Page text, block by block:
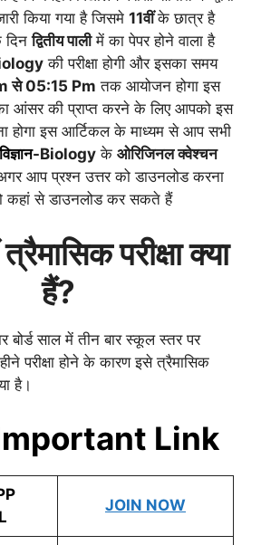
किया गया है जिसमे 11वींके छात्र है
दिनद्वितीय पालीमें का पेपर होने वाला है
की परीक्षा होगी और इसका समय
से 05:15 Pm तक आयोजन होगा इस
का आंसर की प्राप्त करने के लिए आपको इस
होगा इस आर्टिकल के माध्यम से आप सभी
-Biologyके ओरिजिनल क्वेश्चन
आप प्रश्न उत्तर को डाउनलोड करना
कहां से डाउनलोड कर सकते हैं
परीक्षा क्या
हैं?
बोर्ड साल में तीन बार स्कूल स्तर पर
परीक्षा होने के कारण इसे त्रैमासिक
है।
Link
JOIN NOW